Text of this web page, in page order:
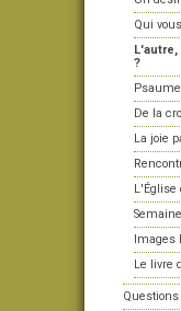
Qui
?
De la
La joie
L'Église
Images
Le livre